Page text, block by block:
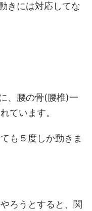
きには対応してな
、腰の骨(腰椎)一
ています。
も５度しか動きま
ろうとすると、関